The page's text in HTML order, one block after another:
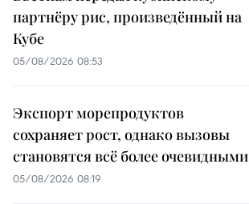
партнёру рис, произведённый на
Кубе
05/08/2026 08:53
Экспорт морепродуктов
сохраняет рост, однако вызовы
становятся всё более очевидными
05/08/2026 08:19